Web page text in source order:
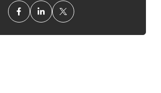
Consideraciones reglamentarias,
contables y fiscales